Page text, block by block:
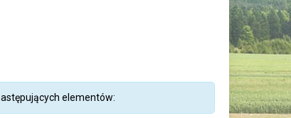
elementów: